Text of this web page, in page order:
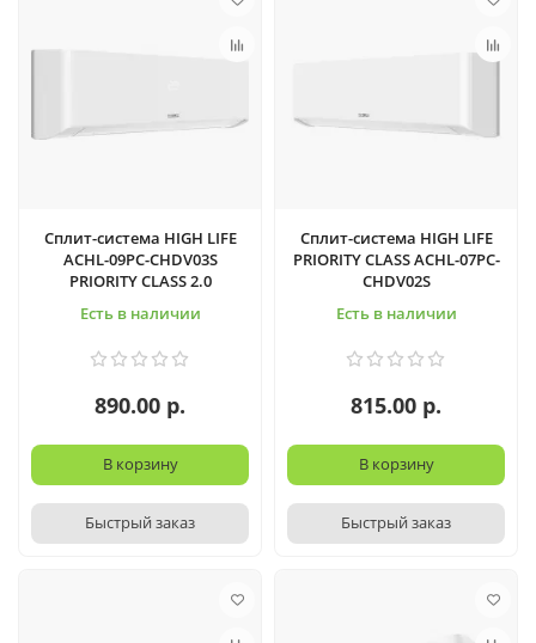
Сплит-система HIGH LIFE
ACHL-09PC-CHDV03S
PRIORITY CLASS 2.0
Есть в наличии
890.00 р.
В корзину
Быстрый заказ
Сплит-система HIGH LIFE
PRIORITY CLASS ACHL-07PC-
CHDV02S
Есть в наличии
815.00 р.
В корзину
Быстрый заказ